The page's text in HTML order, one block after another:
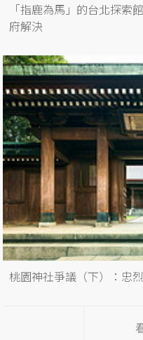
「指鹿為馬」的台北探索
府解決
桃園神社爭議（下）：忠